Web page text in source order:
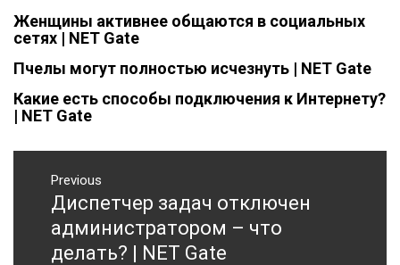
Женщины активнее общаются в социальных
сетях | NET Gate
Пчелы могут полностью исчезнуть | NET Gate
Какие есть способы подключения к Интернету?
| NET Gate
Навигация
записям
Previous
Previous
post:
Диспетчер задач отключен
администратором – что
делать? | NET Gate